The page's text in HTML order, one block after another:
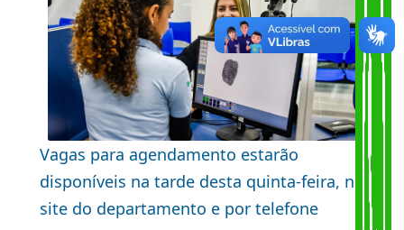
Quinta-feira, 28 de maio de 2026
Link